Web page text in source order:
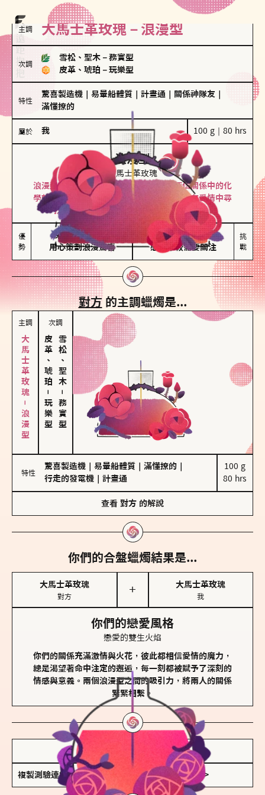
主調 大馬士革玫瑰－浪漫型
次調
雪松、聖木 － 務實型
皮革、琥珀 － 玩樂型
特性
驚喜製造機 易暈船體質 計畫通 關係神隊友
滿懂撩的
屬於 我 100 g｜80 hrs
浪漫型
大馬士革玫瑰
浪漫型的人以激情與性吸引力為基礎，深信關係中的化
學效應，認為每次相遇都是命中註定。傾向在愛情中尋
找火花，經常表達對另一半的愛意和讚美。
優
勢
保持戀愛新鮮感
用心策劃浪漫驚喜
情緒起伏較大
感情中較需要關注
挑
戰
對方的主調蠟燭是...
主調
大馬士革玫瑰－浪漫型
次調
皮革、琥珀
－
玩樂型
雪松、聖木
－
務實型
特性
驚喜製造機 易暈船體質 滿懂撩的
行走的發電機
計畫通
100 g
80 hrs
查看 對方 的解說
你們的合盤蠟燭結果是...
大馬士革玫瑰
對方
＋
大馬士革玫瑰
我
你們的戀愛風格
戀愛的雙生火焰
你們的關係充滿激情與火花，彼此都相信愛情的魔力，
總是渴望著命中注定的邂逅，每一刻都被賦予了深刻的
情感與意義。兩個浪漫型之間的吸引力，將兩人的關係
緊緊相繫。
儲存我的結果圖
複製測驗連結 查看香氛類型全解析 >>>